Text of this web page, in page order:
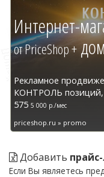
Интернет-
от PriceShop +
Рекламное
КОНТРОЛЬ позиций,
575 5 000 р./мес
priceshop.ru » promo
Добавить
Если Вы являетесь